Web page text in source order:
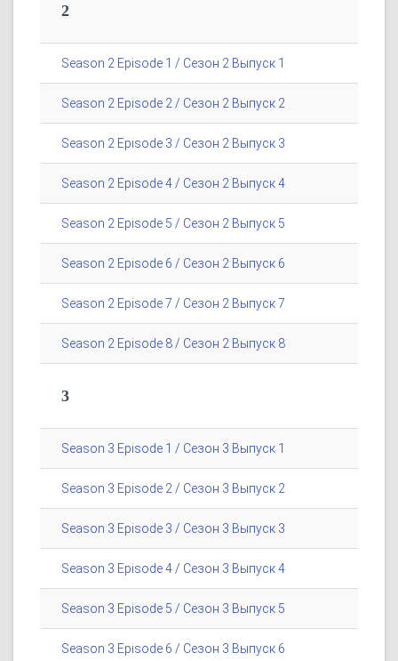
2
Season 2 Episode 1 / Сезон 2 Выпуск 1
Season 2 Episode 2 / Сезон 2 Выпуск 2
Season 2 Episode 3 / Сезон 2 Выпуск 3
Season 2 Episode 4 / Сезон 2 Выпуск 4
Season 2 Episode 5 / Сезон 2 Выпуск 5
Season 2 Episode 6 / Сезон 2 Выпуск 6
Season 2 Episode 7 / Сезон 2 Выпуск 7
Season 2 Episode 8 / Сезон 2 Выпуск 8
3
Season 3 Episode 1 / Сезон 3 Выпуск 1
Season 3 Episode 2 / Сезон 3 Выпуск 2
Season 3 Episode 3 / Сезон 3 Выпуск 3
Season 3 Episode 4 / Сезон 3 Выпуск 4
Season 3 Episode 5 / Сезон 3 Выпуск 5
Season 3 Episode 6 / Сезон 3 Выпуск 6